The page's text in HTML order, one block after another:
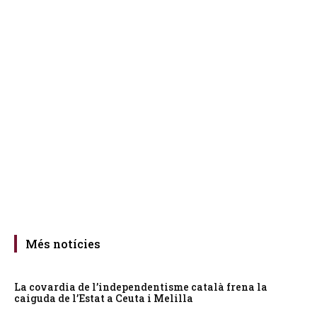
Més notícies
La covardia de l’independentisme català frena la
caiguda de l’Estat a Ceuta i Melilla